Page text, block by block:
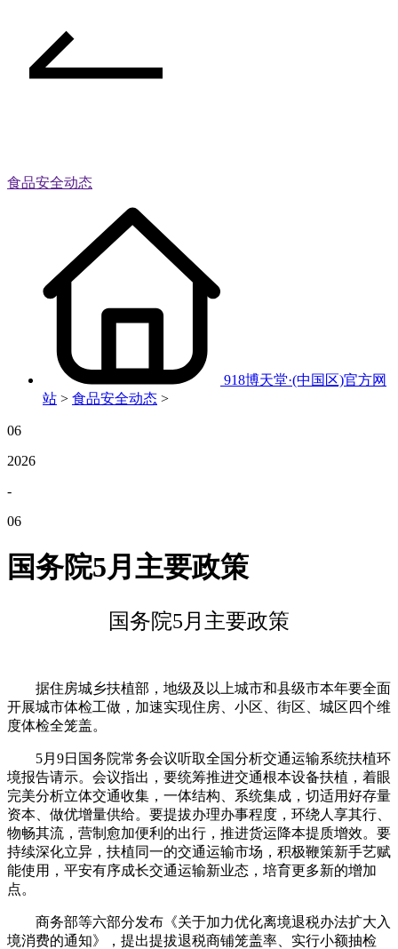
食品安全动态
918博天堂·(中国区)官方网
站 > 食品安全动态 >
06
2026
-
06
国务院5月主要政策
国务院5月主要政策
据住房城乡扶植部，地级及以上城市和县级市本年要全面
开展城市体检工做，加速实现住房、小区、街区、城区四个维
度体检全笼盖。
5月9日国务院常务会议听取全国分析交通运输系统扶植环
境报告请示。会议指出，要统筹推进交通根本设备扶植，着眼
完美分析立体交通收集，一体结构、系统集成，切适用好存量
资本、做优增量供给。要提拔办理办事程度，环绕人享其行、
物畅其流，营制愈加便利的出行，推进货运降本提质增效。要
持续深化立异，扶植同一的交通运输市场，积极鞭策新手艺赋
能使用，平安有序成长交通运输新业态，培育更多新的增加
点。
商务部等六部分发布《关于加力优化离境退税办法扩大入
境消费的通知》，提出提拔退税商铺笼盖率、实行小额抽检